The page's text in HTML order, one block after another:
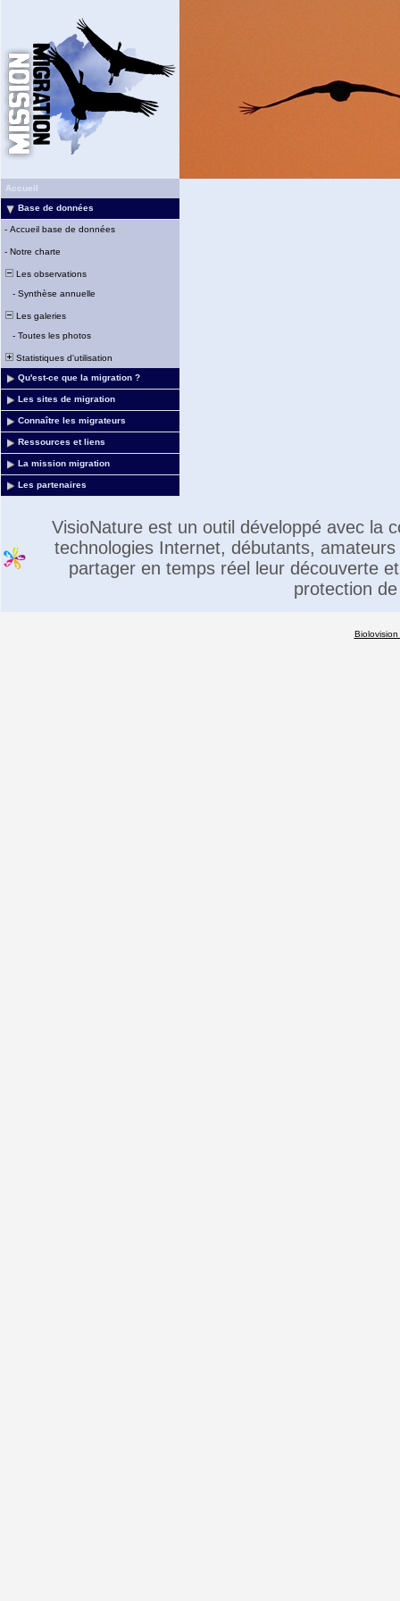
Accueil
Base de données
- Accueil base de données
- Notre charte
Les observations
- Synthèse annuelle
Les galeries
- Toutes les photos
Statistiques d'utilisation
Qu'est-ce que la migration ?
Les sites de migration
Connaître les migrateurs
Ressources et liens
La mission migration
Les partenaires
VisioNature est un outil développé avec la
technologies Internet, débutants,
partager en temps réel leur découverte
protection
Biolovision